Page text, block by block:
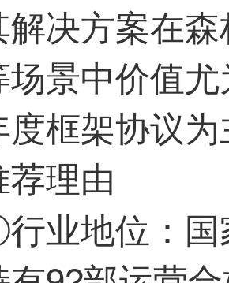
决方案在
景中价值
框架协议
荐理由
业地位：国